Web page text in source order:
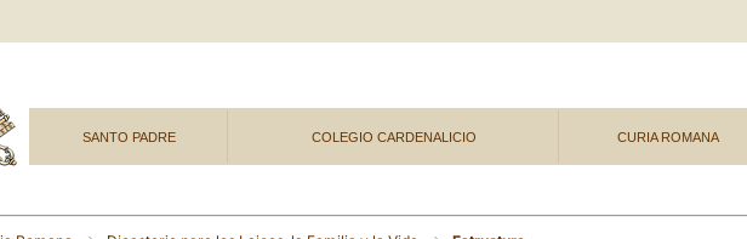
SANTO PADRE COLEGIO CARDENALICIO CURIA ROMANA